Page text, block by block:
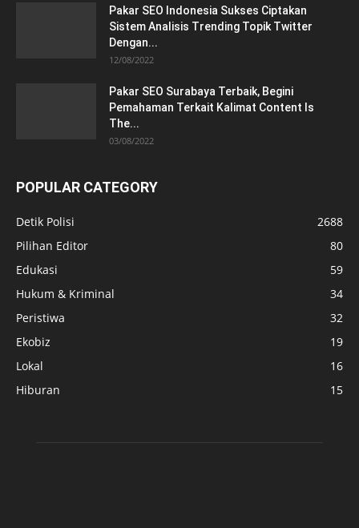
Pakar SEO Indonesia Sukses Ciptakan
Sistem Analisis Trending Topik Twitter
Dengan...
12/08/2022
Pakar SEO Surabaya Terbaik, Begini
Pemahaman Terkait Kalimat Content Is
The...
03/08/2022
POPULAR CATEGORY
Detik Polisi
2688
Pilihan Editor
80
Edukasi
59
Hukum & Kriminal
34
Peristiwa
32
Ekobiz
19
Lokal
16
Hiburan
15